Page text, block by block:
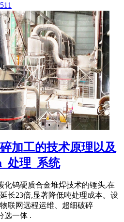
加工的技术原理以及
处理_系统
化钨硬质合金堆焊技术的锤头,在
长23倍,显著降低吨处理成本。设
联网远程运维、超细破碎
选一体 .